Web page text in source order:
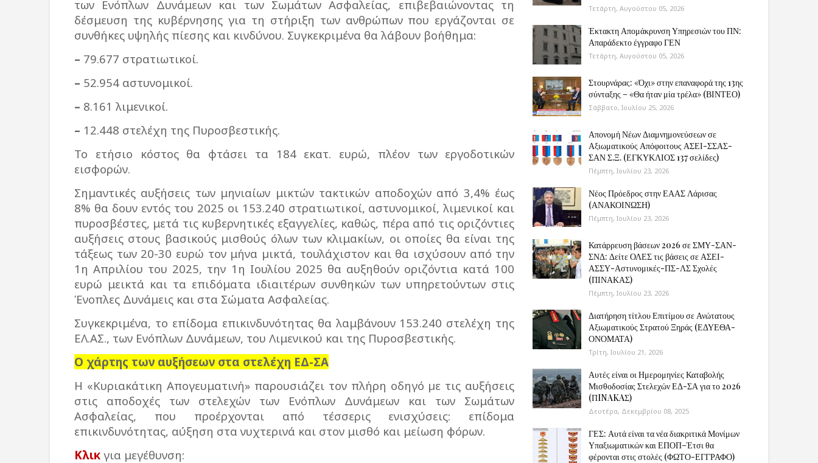
των Ενόπλων Δυνάμεων και των Σωμάτων Ασφαλείας, επιβεβαιώνοντας τη
δέσμευση της κυβέρνησης για τη στήριξη των ανθρώπων που εργάζονται σε
συνθήκες υψηλής πίεσης και κινδύνου. Συγκεκριμένα θα λάβουν βοήθημα:
– 79.677 στρατιωτικοί.
– 52.954 αστυνομικοί.
– 8.161 λιμενικοί.
– 12.448 στελέχη της Πυροσβεστικής.
Το ετήσιο κόστος θα φτάσει τα 184 εκατ. ευρώ, πλέον των εργοδοτικών
εισφορών.
Σημαντικές αυξήσεις των μηνιαίων μικτών τακτικών αποδοχών από 3,4% έως
8% θα δουν εντός του 2025 οι 153.240 στρατιωτικοί, αστυνομικοί, λιμενικοί και
πυροσβέστες, μετά τις κυβερνητικές εξαγγελίες, καθώς, πέρα από τις οριζόντιες
αυξήσεις στους βασικούς μισθούς όλων των κλιμακίων, οι οποίες θα είναι της
τάξεως των 20-30 ευρώ τον μήνα µικτά, τουλάχιστον και θα ισχύσουν από την
1η Απριλίου του 2025, την 1η Ιουλίου 2025 θα αυξηθούν οριζόντια κατά 100
ευρώ μεικτά και τα επιδόματα ιδιαιτέρων συνθηκών των υπηρετούντων στις
Ένοπλες Δυνάμεις και στα Σώματα Ασφαλείας.
Συγκεκριμένα, το επίδομα επικινδυνότητας θα λαμβάνουν 153.240 στελέχη της
ΕΛ.ΑΣ., των Ενόπλων Δυνάμεων, του Λιμενικού και της Πυροσβεστικής.
Ο χάρτης των αυξήσεων στα στελέχη ΕΔ-ΣΑ
Η «Κυριακάτικη Απογευματινή» παρουσιάζει τον πλήρη οδηγό µε τις αυξήσεις
στις αποδοχές των στελεχών των Ενόπλων Δυνάμεων και των Σωμάτων
Ασφαλείας, που προέρχονται από τέσσερις ενισχύσεις: επίδομα
επικινδυνότητας, αύξηση στα νυχτερινά και στον μισθό και μείωση φόρων.
Κλικ για μεγέθυνση:
Τετάρτη, Αυγούστου 05, 2026
Έκτακτη Απομάκρυνση Υπηρεσιών του ΠΝ:
Απαράδεκτο έγγραφο ΓΕΝ
Τετάρτη, Αυγούστου 05, 2026
Στουρνάρας: «Όχι» στην επαναφορά της 13ης
σύνταξης – «Θα ήταν μία τρέλα» (ΒΙΝΤΕΟ)
Σάββατο, Ιουλίου 25, 2026
Απονομή Νέων Διαμνημονεύσεων σε
Αξιωματικούς Απόφοιτους ΑΣΕΙ-ΣΣΑΣ-
ΣΑΝ Σ.Ξ. (ΕΓΚΥΚΛΙΟΣ 137 σελίδες)
Πέμπτη, Ιουλίου 23, 2026
Νέος Πρόεδρος στην ΕΑΑΣ Λάρισας
(ΑΝΑΚΟΙΝΩΣΗ)
Πέμπτη, Ιουλίου 23, 2026
Κατάρρευση βάσεων 2026 σε ΣΜΥ-ΣΑΝ-
ΣΝΔ: Δείτε ΟΛΕΣ τις βάσεις σε ΑΣΕΙ-
ΑΣΣΥ-Αστυνομικές-ΠΣ-ΛΣ Σχολές
(ΠΙΝΑΚΑΣ)
Πέμπτη, Ιουλίου 23, 2026
Διατήρηση τίτλου Επιτίμου σε Ανώτατους
Αξιωματικούς Στρατού Ξηράς (ΕΔΥΕΘΑ-
ΟΝΟΜΑΤΑ)
Τρίτη, Ιουλίου 21, 2026
Αυτές είναι οι Ημερομηνίες Καταβολής
Μισθοδοσίας Στελεχών ΕΔ-ΣΑ για το 2026
(ΠINAKAΣ)
Δευτέρα, Δεκεμβρίου 08, 2025
ΓΕΣ: Αυτά είναι τα νέα διακριτικά Μονίμων
Υπαξιωματικών και ΕΠΟΠ–Έτσι θα
φέρονται στις στολές (ΦΩΤΟ-ΕΓΓΡΑΦΟ)